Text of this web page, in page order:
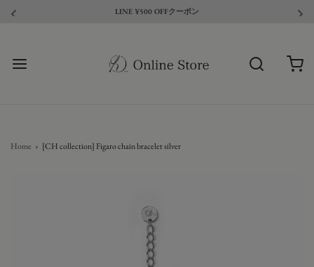
LINE ¥500 OFFクーポン
Home › [CH collection] Figaro chain bracelet silver